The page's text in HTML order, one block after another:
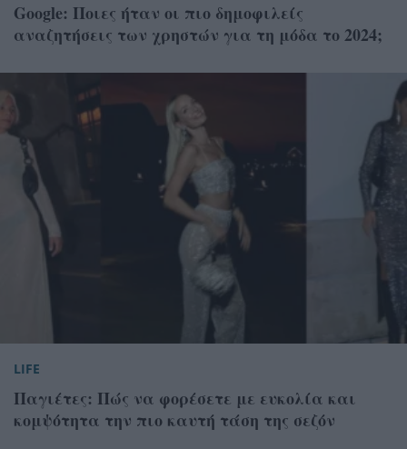
Google: Ποιες ήταν οι πιο δημοφιλείς
αναζητήσεις των χρηστών για τη μόδα το 2024;
LIFE
Παγιέτες: Πώς να φορέσετε με ευκολία και
κομψότητα την πιο καυτή τάση της σεζόν